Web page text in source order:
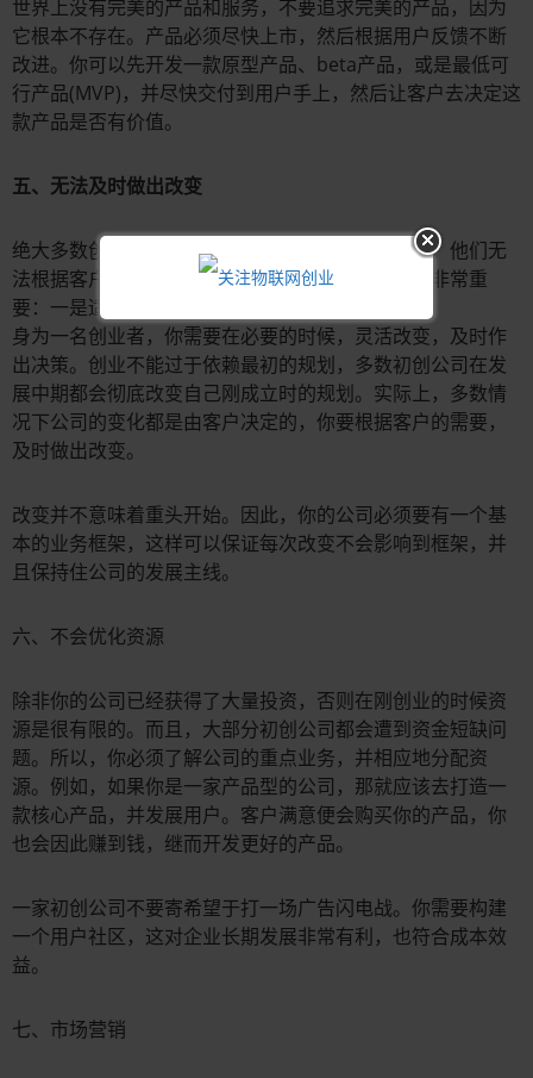
世界上没有完美的产品和服务，不要追求完美的产品，因为
它根本不存在。产品必须尽快上市，然后根据用户反馈不断
改进。你可以先开发一款原型产品、beta产品，或是最低可
行产品(MVP)，并尽快交付到用户手上，然后让客户去决定这
款产品是否有价值。
五、无法及时做出改变
绝大多数创业者之所以失败，是因为适应能力太差。他们无
法根据客户要求、市场现状及时做出改变。有两点非常重
要：一是适应变化，二是速度要快。
身为一名创业者，你需要在必要的时候，灵活改变，及时作
出决策。创业不能过于依赖最初的规划，多数初创公司在发
展中期都会彻底改变自己刚成立时的规划。实际上，多数情
况下公司的变化都是由客户决定的，你要根据客户的需要，
及时做出改变。
改变并不意味着重头开始。因此，你的公司必须要有一个基
本的业务框架，这样可以保证每次改变不会影响到框架，并
且保持住公司的发展主线。
六、不会优化资源
除非你的公司已经获得了大量投资，否则在刚创业的时候资
源是很有限的。而且，大部分初创公司都会遭到资金短缺问
题。所以，你必须了解公司的重点业务，并相应地分配资
源。例如，如果你是一家产品型的公司，那就应该去打造一
款核心产品，并发展用户。客户满意便会购买你的产品，你
也会因此赚到钱，继而开发更好的产品。
一家初创公司不要寄希望于打一场广告闪电战。你需要构建
一个用户社区，这对企业长期发展非常有利，也符合成本效
益。
七、市场营销